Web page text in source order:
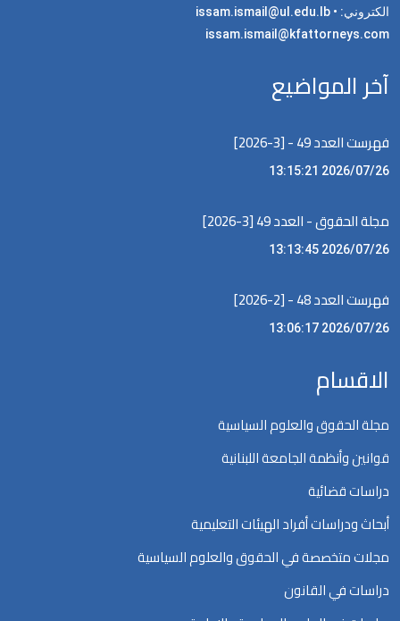
الكتروني: issam.ismail@ul.edu.lb •
issam.ismail@kfattorneys.com
آخر المواضيع
فهرست العدد 49 - [3-2026]
2026/07/26 13:15:21
مجلة الحقوق - العدد 49 [3-2026]
2026/07/26 13:13:45
فهرست العدد 48 - [2-2026]
2026/07/26 13:06:17
الاقسام
مجلة الحقوق والعلوم السياسية
قوانين وأنظمة الجامعة اللبنانية
دراسات قضائية
أبحاث ودراسات أفراد الهيئات التعليمية
مجلات متخصصة في الحقوق والعلوم السياسية
دراسات في القانون